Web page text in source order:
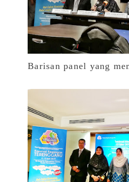
Barisan panel yang